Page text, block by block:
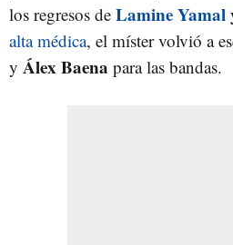
los regresos de Lamine Yamal
alta médica, el míster volvió a
y Álex Baena para las bandas.